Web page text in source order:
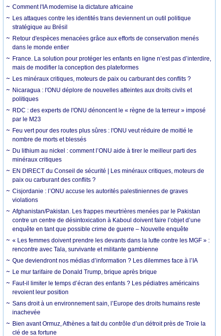
Comment l'IA modernise la dictature africaine
Les attaques contre les identités trans deviennent un outil politique
stratégique au Brésil
Retour d'espèces menacées grâce aux efforts de conservation menés
dans le monde entier
France. La solution pour protéger les enfants en ligne n’est pas d’interdire,
mais de modifier la conception des plateformes
Les minéraux critiques, moteurs de paix ou carburant des conflits ?
Nicaragua : l'ONU déplore de nouvelles atteintes aux droits civils et
politiques
RDC : des experts de l'ONU dénoncent le « règne de la terreur » imposé
par le M23
Feu vert pour des routes plus sûres : l'ONU veut réduire de moitié le
nombre de morts et blessés
Du lithium au nickel : comment l’ONU aide à tirer le meilleur parti des
minéraux critiques
EN DIRECT du Conseil de sécurité | Les minéraux critiques, moteurs de
paix ou carburant des conflits ?
Cisjordanie : l’ONU accuse les autorités palestiniennes de graves
violations
Afghanistan/Pakistan. Les frappes meurtrières menées par le Pakistan
contre un centre de désintoxication à Kaboul doivent faire l’objet d’une
enquête en tant que possible crime de guerre – Nouvelle enquête
« Les femmes doivent prendre les devants dans la lutte contre les MGF » :
rencontre avec Tala, survivante et militante gambienne
Que deviendront nos médias d’information ? Les dilemmes face à l’IA
Le mur tarifaire de Donald Trump, brique après brique
Faut-il limiter le temps d’écran des enfants ? Les pédiatres américains
revoient leur position
Sans droit à un environnement sain, l’Europe des droits humains reste
inachevée
Bien avant Ormuz, Athènes a fait du contrôle d’un détroit près de Troie la
clé de sa fortune